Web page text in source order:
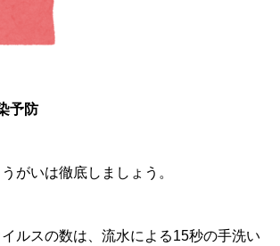
予防
がいは徹底しましょう。
ルスの数は、流水による15秒の手洗い